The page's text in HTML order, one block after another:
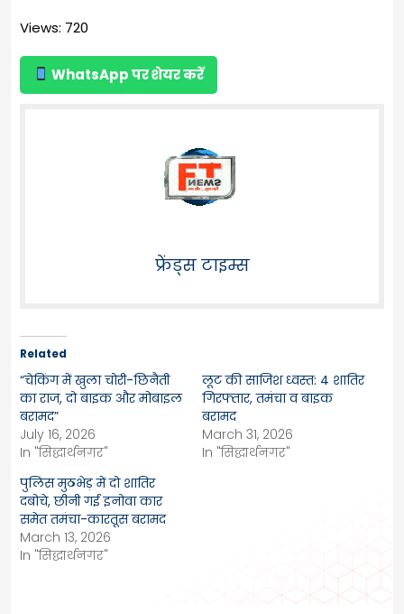
Views: 720
WhatsApp पर शेयर करें
फ्रेंड्स टाइम्स
Related
“चेकिंग में खुला चोरी-छिनैती
का राज, दो बाइक और मोबाइल
बरामद”
July 16, 2026
In "सिद्धार्थनगर"
लूट की साजिश ध्वस्त: 4 शातिर
गिरफ्तार, तमंचा व बाइक
बरामद
March 31, 2026
In "सिद्धार्थनगर"
पुलिस मुठभेड़ में दो शातिर
दबोचे, छीनी गई इनोवा कार
समेत तमंचा-कारतूस बरामद
March 13, 2026
In "सिद्धार्थनगर"